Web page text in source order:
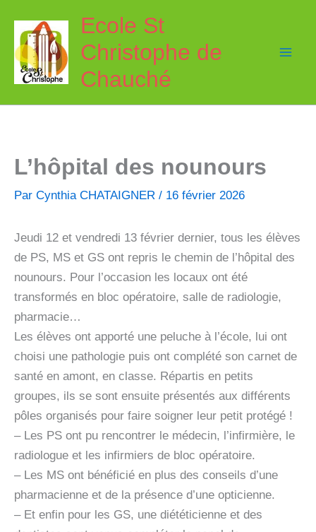
contenu
Ecole St
Christophe de
Chauché
L’hôpital des nounours
Par Cynthia CHATAIGNER / 16 février 2026
Jeudi 12 et vendredi 13 février dernier, tous les élèves
de PS, MS et GS ont repris le chemin de l’hôpital des
nounours. Pour l’occasion les locaux ont été
transformés en bloc opératoire, salle de radiologie,
pharmacie…
Les élèves ont apporté une peluche à l’école, lui ont
choisi une pathologie puis ont complété son carnet de
santé en amont, en classe. Répartis en petits
groupes, ils se sont ensuite présentés aux différents
pôles organisés pour faire soigner leur petit protégé !
– Les PS ont pu rencontrer le médecin, l’infirmière, le
radiologue et les infirmiers de bloc opératoire.
– Les MS ont bénéficié en plus des conseils d’une
pharmacienne et de la présence d’une opticienne.
– Et enfin pour les GS, une diététicienne et des